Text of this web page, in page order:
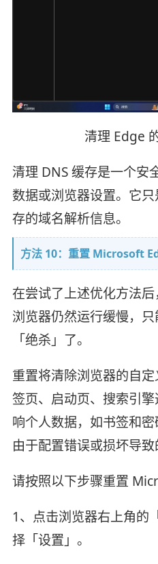
清理 Edge
清理 DNS 缓存是一个安
数据或浏览器设置。它
存的域名解析信息。
方法 10：重置 Microsoft
在尝试了上述优化方法
浏览器仍然运行缓慢，
「绝杀」了。
重置将清除浏览器的自
签页、启动页、搜索引
响个人数据，如书签和
由于配置错误或损坏导致
请按照以下步骤重置
1、点击浏览器右上角的
择「设置」。